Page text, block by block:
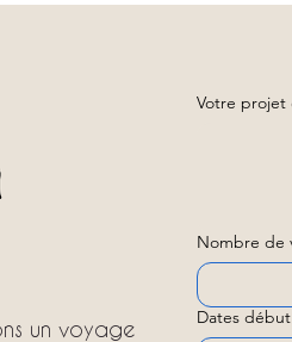
un voyage
Votre projet
Nombre de
Dates